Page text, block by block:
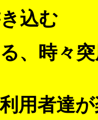
込む
、時々
用者達